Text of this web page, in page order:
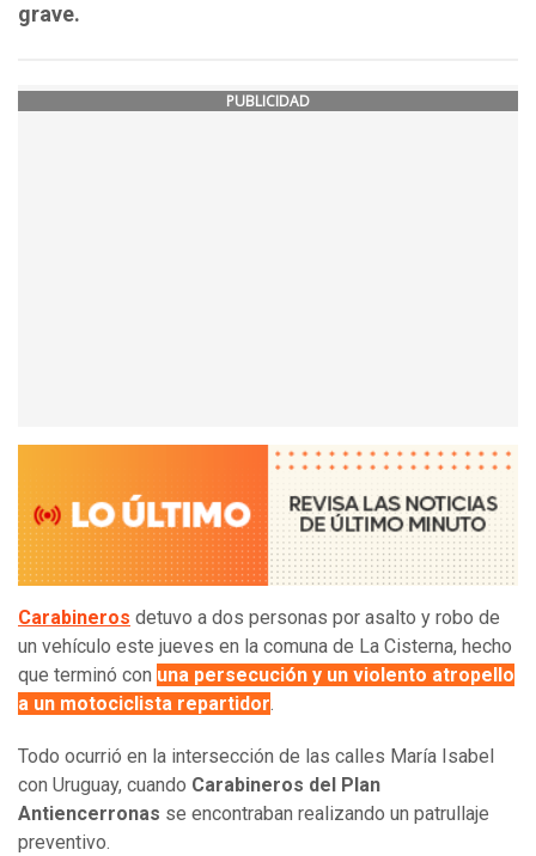
grave.
PUBLICIDAD
Carabineros detuvo a dos personas por asalto y robo de
un vehículo este jueves en la comuna de La Cisterna, hecho
que terminó con una persecución y un violento atropello
a un motociclista repartidor.
Todo ocurrió en la intersección de las calles María Isabel
con Uruguay, cuando Carabineros del Plan
Antiencerronas se encontraban realizando un patrullaje
preventivo.